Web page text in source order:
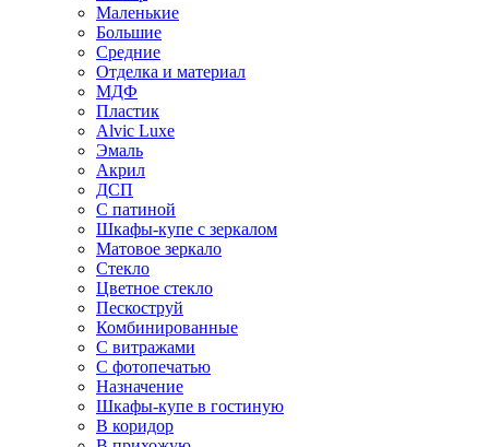
Маленькие
Большие
Средние
Отделка и материал
МДФ
Пластик
Alvic Luxe
Эмаль
Акрил
ДСП
С патиной
Шкафы-купе с зеркалом
Матовое зеркало
Стекло
Цветное стекло
Пескоструй
Комбинированные
С витражами
С фотопечатью
Назначение
Шкафы-купе в гостиную
В коридор